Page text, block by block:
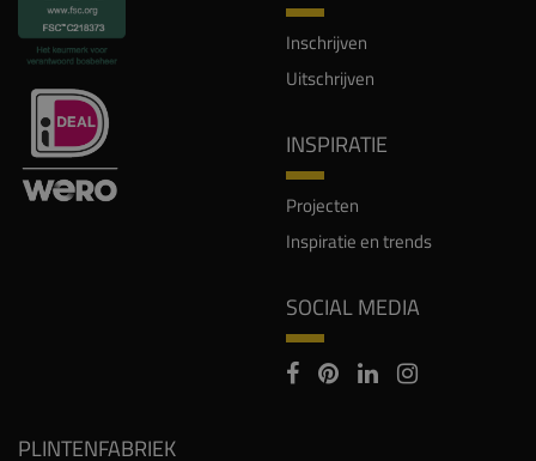
Inschrijven
Uitschrijven
INSPIRATIE
Projecten
Inspiratie en trends
SOCIAL MEDIA
PLINTENFABRIEK